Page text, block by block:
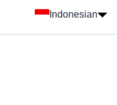
Indonesian